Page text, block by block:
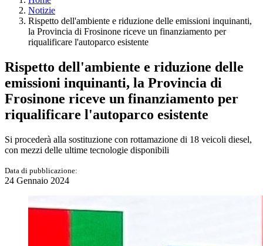
Notizie
Rispetto dell'ambiente e riduzione delle emissioni inquinanti,
la Provincia di Frosinone riceve un finanziamento per
riqualificare l'autoparco esistente
Rispetto dell'ambiente e riduzione delle
emissioni inquinanti, la Provincia di
Frosinone riceve un finanziamento per
riqualificare l'autoparco esistente
Si procederà alla sostituzione con rottamazione di 18 veicoli diesel,
con mezzi delle ultime tecnologie disponibili
Data di pubblicazione:
24 Gennaio 2024